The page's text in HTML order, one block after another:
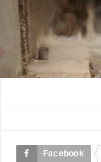
Facebook